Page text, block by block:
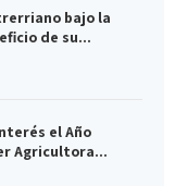
bajo la
de su...
el Año
Agricultora...